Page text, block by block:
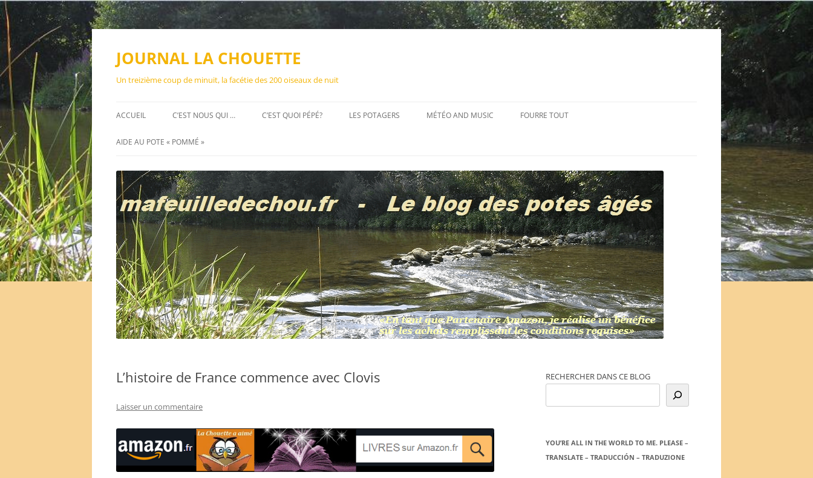
Aller
JOURNAL LA CHOUETTE
Un treizième coup de minuit, la facétie des 200 oiseaux de nuit
ACCUEIL C’EST NOUS QUI … C’EST QUOI PÉPÉ? LES POTAGERS MÉTÉO AND MUSIC FOURRE TOUT
AIDE AU POTE « POMMÉ »
L’histoire de France commence avec Clovis
Laisser un commentaire
RECHERCHER DANS CE BLOG
YOU’RE ALL IN THE WORLD TO ME. PLEASE –
TRANSLATE – TRADUCCIÓN – TRADUZIONE